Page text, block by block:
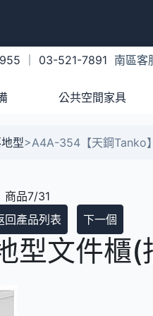
03-521-7891 南區客
公共空間家具
型>A4A-354【天鋼Tanko
商品7/31
回產品列表 下一個
型文件櫃(